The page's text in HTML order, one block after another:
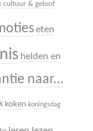
cultuur & geloof
eten
helden en
naar...
koken koningsdag